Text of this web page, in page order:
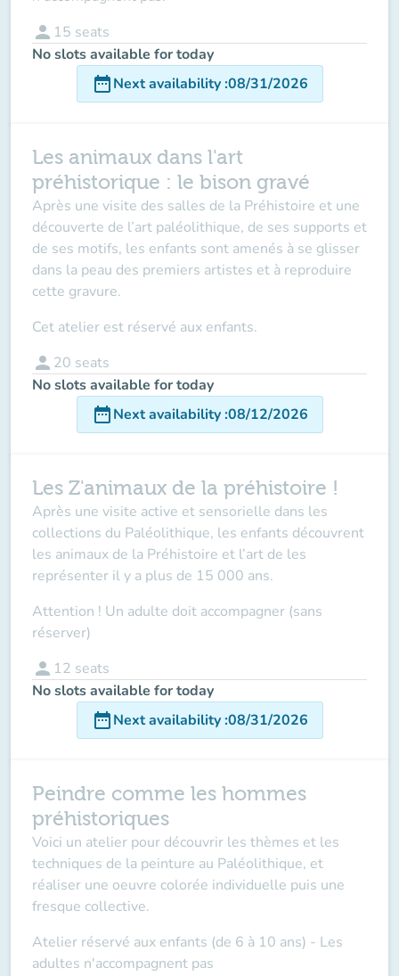
person 15 seats
No slots available for today
date_rangeNext availability:08/31/2026
Les animaux dans l'art
préhistorique : le bison gravé
Après une visite des salles de la Préhistoire et une
découverte de l’art paléolithique, de ses supports et
de ses motifs, les enfants sont amenés à se glisser
dans la peau des premiers artistes et à reproduire
cette gravure.
Cet atelier est réservé aux enfants.
person 20 seats
No slots available for today
date_rangeNext availability:08/12/2026
Les Z'animaux de la préhistoire !
Après une visite active et sensorielle dans les
collections du Paléolithique, les enfants découvrent
les animaux de la Préhistoire et l’art de les
représenter il y a plus de 15 000 ans.
Attention ! Un adulte doit accompagner (sans
réserver)
person 12 seats
No slots available for today
date_rangeNext availability:08/31/2026
Peindre comme les hommes
préhistoriques
Voici un atelier pour découvrir les thèmes et les
techniques de la peinture au Paléolithique, et
réaliser une oeuvre colorée individuelle puis une
fresque collective.
Atelier réservé aux enfants (de 6 à 10 ans) - Les
adultes n'accompagnent pas